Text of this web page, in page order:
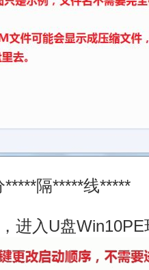
隔*****线*****
进入U盘Win10PE